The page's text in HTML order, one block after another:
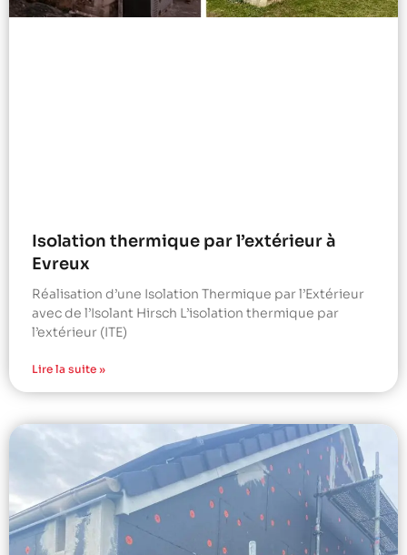
Isolation thermique par l’extérieur à
Evreux
Réalisation d’une Isolation Thermique par l’Extérieur
avec de l’Isolant Hirsch L’isolation thermique par
l’extérieur (ITE)
Lire la suite »